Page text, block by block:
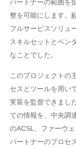
パートナーの範囲を
整を可能にします。
フルサービスソリュ
スキルセットとベン
なことでした。
このプロジェクトの
セスとツールを用い
実装を監督できまし
ての情報を、中央調
のACSL、ファーウ
パートナーのプロセ